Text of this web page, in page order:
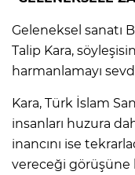
Geleneksel sanatı
Talip Kara,
harmanlamayı
Kara, Türk İslam
insanları huzura
inancını ise
vereceği görüşüne